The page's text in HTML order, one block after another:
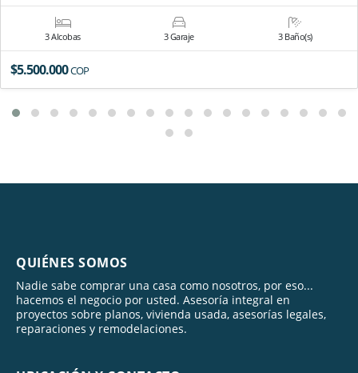
3 Alcobas 3 Garaje 3 Baño(s)
$5.500.000COP
QUIÉNES SOMOS
Nadie sabe comprar una casa como nosotros, por eso...
hacemos el negocio por usted. Asesoría integral en
proyectos sobre planos, vivienda usada, asesorías legales,
reparaciones y remodelaciones.